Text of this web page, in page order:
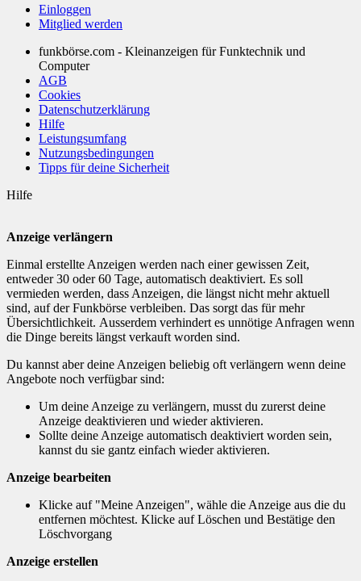
Einloggen
Mitglied werden
funkbörse.com - Kleinanzeigen für Funktechnik und
Computer
AGB
Cookies
Datenschutzerklärung
Hilfe
Leistungsumfang
Nutzungsbedingungen
Tipps für deine Sicherheit
Hilfe
Anzeige verlängern
Einmal erstellte Anzeigen werden nach einer gewissen Zeit,
entweder 30 oder 60 Tage, automatisch deaktiviert. Es soll
vermieden werden, dass Anzeigen, die längst nicht mehr aktuell
sind, auf der Funkbörse verbleiben. Das sorgt das für mehr
Übersichtlichkeit. Ausserdem verhindert es unnötige Anfragen wenn
die Dinge bereits längst verkauft worden sind.
Du kannst aber deine Anzeigen beliebig oft verlängern wenn deine
Angebote noch verfügbar sind:
Um deine Anzeige zu verlängern, musst du zurerst deine
Anzeige deaktivieren und wieder aktivieren.
Sollte deine Anzeige automatisch deaktiviert worden sein,
kannst du sie gantz einfach wieder aktivieren.
Anzeige bearbeiten
Klicke auf "Meine Anzeigen", wähle die Anzeige aus die du
entfernen möchtest. Klicke auf Löschen und Bestätige den
Löschvorgang
Anzeige erstellen